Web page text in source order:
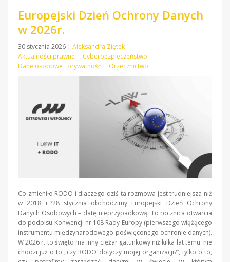
Europejski Dzień Ochrony Danych
w 2026r.
30 stycznia 2026 | Aleksandra Ziętek
Aktualności prawne
Cyberbezpieczeństwo
Dane osobowe i prywatność
Orzecznictwo
Co zmieniło RODO i dlaczego dziś ta rozmowa jest trudniejsza niż
w 2018 r.?28 stycznia obchodzimy Europejski Dzień Ochrony
Danych Osobowych – datę nieprzypadkową. To rocznica otwarcia
do podpisu Konwencji nr 108 Rady Europy (pierwszego wiążącego
instrumentu międzynarodowego poświęconego ochronie danych).
W 2026 r. to święto ma inny ciężar gatunkowy niż kilka lat temu: nie
chodzi już o to „czy RODO dotyczy mojej organizacji?”, tylko o to,